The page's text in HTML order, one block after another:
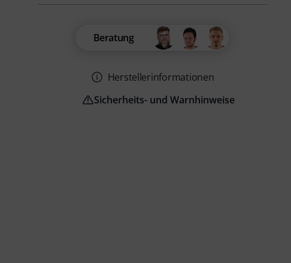
Beratung
Herstellerinformationen
Sicherheits- und Warnhinweise